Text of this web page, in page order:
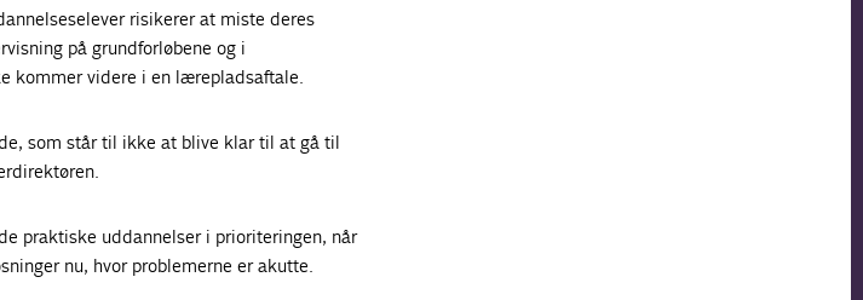
risikerer at miste deres
på grundforløbene og i
kommer videre i en lærepladsaftale.
som står til ikke at blive klar til at gå til
praktiske uddannelser i prioriteringen, når
nu, hvor problemerne er akutte.